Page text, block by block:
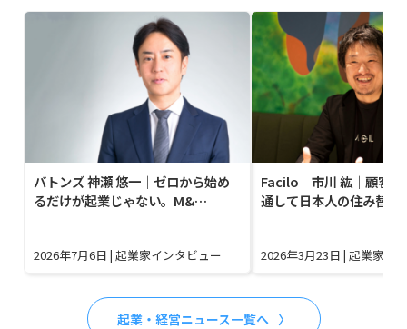
バトンズ 神瀬 悠一｜ゼロから始め
るだけが起業じゃない。M&…
2026年7月6日 | 起業家インタビュー
Facilo 市川 紘｜顧客体
通して日本人の住み替
2026年3月23日 | 起業家イ
起業・経営ニュース一覧へ